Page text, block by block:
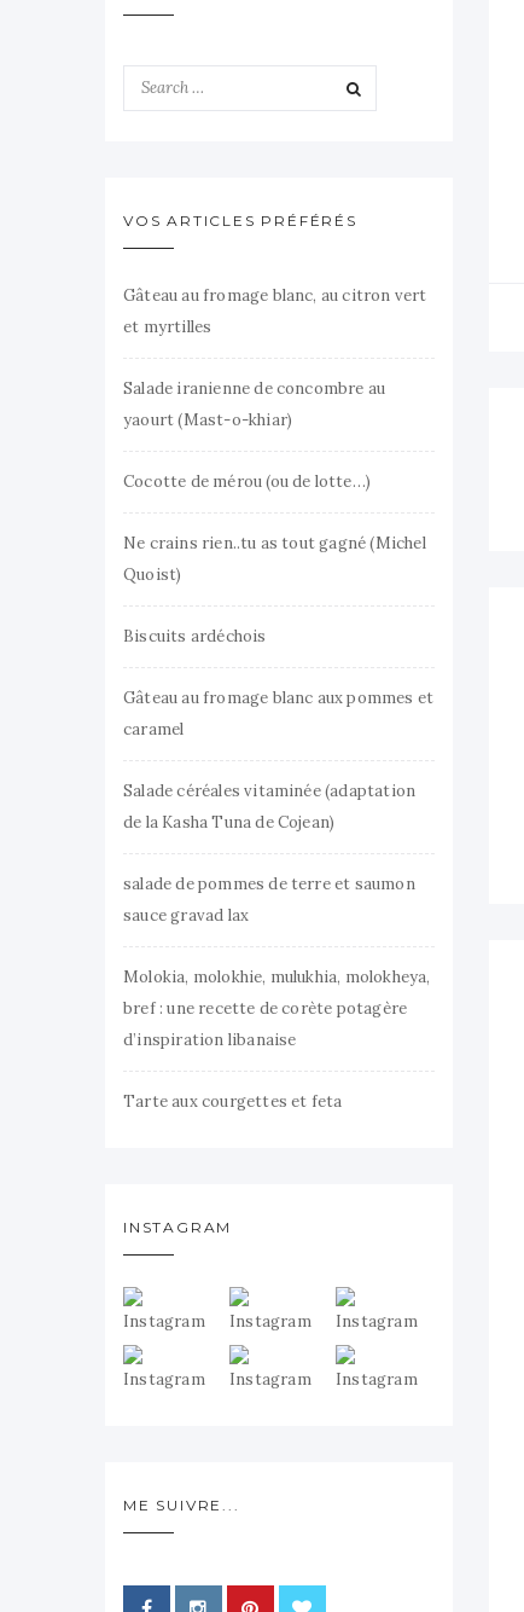
VOS ARTICLES PRÉFÉRÉS
Gâteau au fromage blanc, au citron vert
et myrtilles
Salade iranienne de concombre au
yaourt (Mast-o-khiar)
Cocotte de mérou (ou de lotte…)
Ne crains rien..tu as tout gagné (Michel
Quoist)
Biscuits ardéchois
Gâteau au fromage blanc aux pommes et
caramel
Salade céréales vitaminée (adaptation
de la Kasha Tuna de Cojean)
salade de pommes de terre et saumon
sauce gravad lax
Molokia, molokhie, mulukhia, molokheya,
bref : une recette de corète potagère
d’inspiration libanaise
Tarte aux courgettes et feta
INSTAGRAM
ME SUIVRE...